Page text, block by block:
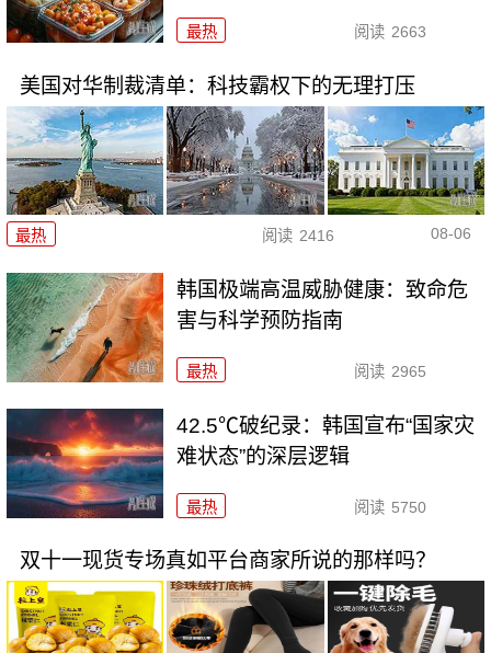
最热 阅读 2663
美国对华制裁清单：科技霸权下的无理打压
最热 阅读 2416 08-06
韩国极端高温威胁健康：致命危
害与科学预防指南
最热 阅读 2965
42.5℃破纪录：韩国宣布“国家灾
难状态”的深层逻辑
最热 阅读 5750
双十一现货专场真如平台商家所说的那样吗？